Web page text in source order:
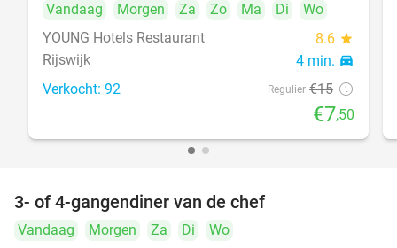
Vandaag
Morgen Za Zo Ma Di
Wo
YOUNG Hotels Restaurant
8.6 star
Rijswijk 4 min. directions_car
Verkocht: 92 Regulier €15
€7,50
3- of 4-gangendiner van de chef
Vandaag Morgen Za Di
Wo